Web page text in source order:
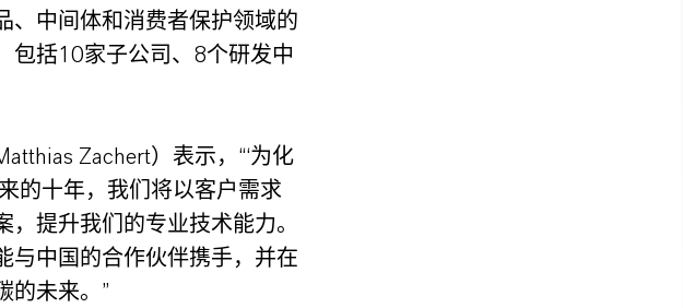
、中间体和消费者保护领域的
包括10家子公司、8个研发中
Zachert）表示，“‘为化
的十年，我们将以客户需求
提升我们的专业技术能力。
与中国的合作伙伴携手，并在
的未来。”